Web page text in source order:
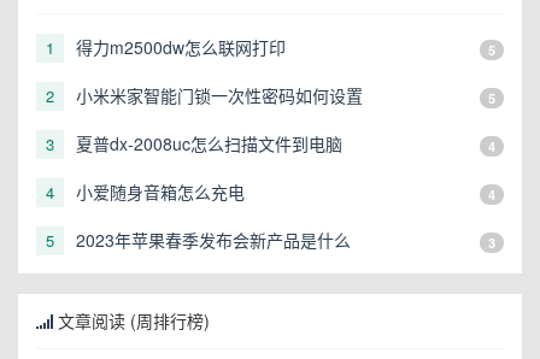
1 得力m2500dw怎么联网打印 5
2 小米米家智能门锁一次性密码如何设置 5
3 夏普dx-2008uc怎么扫描文件到电脑 4
4 小爱随身音箱怎么充电 4
5 2023年苹果春季发布会新产品是什么 3
文章阅读 (周排行榜)